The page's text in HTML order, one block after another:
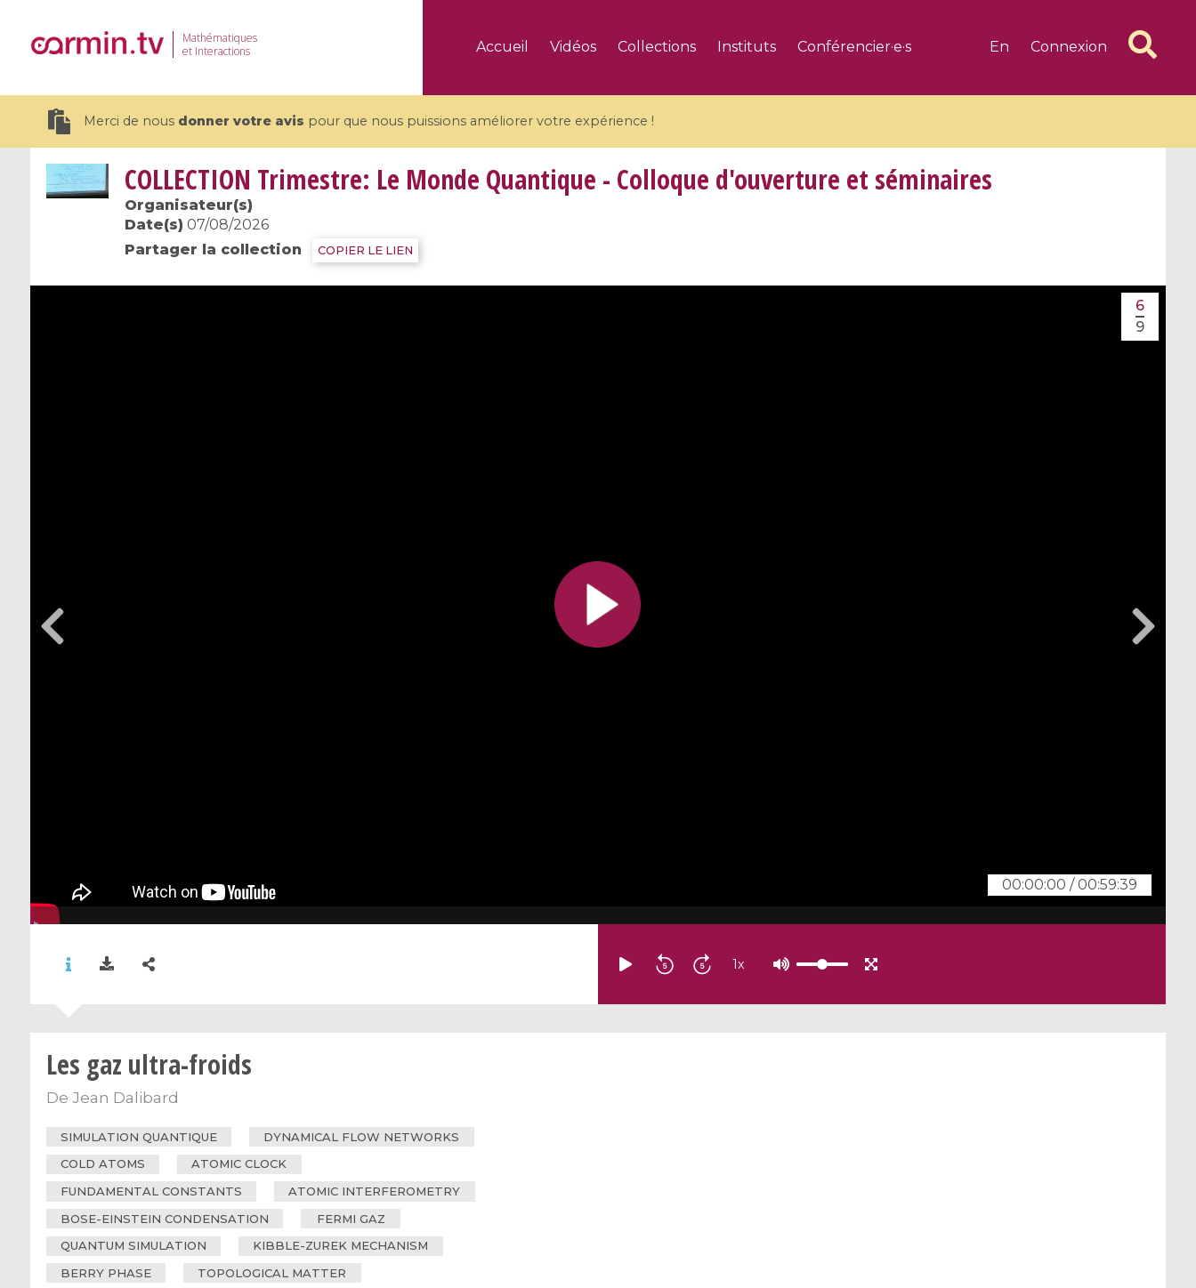
Mathématiques
et Interactions
Accueil Vidéos Collections Instituts Conférencier·e·s En Connexion
Merci de nous donner votre avis pour que nous puissions améliorer votre expérience !
19 videos
CEMRACS 2026 : Modeling and AI
Coulomb branches and affine
Algebraic geometry and complex
CIMPA-CIRM Fellowships «
COLLECTION Trimestre: Le Monde Quantique - Colloque d'ouverture et séminaires
Organisateur(s)
Date(s) 07/08/2026
Partager la collection
COPIER LE LIEN
00:00:00 /00:59:39
6
9
1x
Les gaz ultra-froids
De Jean Dalibard
SIMULATION QUANTIQUE
DYNAMICAL FLOW NETWORKS
COLD ATOMS
ATOMIC CLOCK
FUNDAMENTAL CONSTANTS
ATOMIC INTERFEROMETRY
BOSE-EINSTEIN CONDENSATION
FERMI GAZ
QUANTUM SIMULATION
KIBBLE-ZUREK MECHANISM
BERRY PHASE
TOPOLOGICAL MATTER